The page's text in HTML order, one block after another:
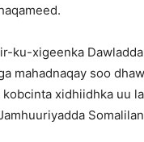
ku-xigeenka
mahadnaqay soo
xidhiidhka uu